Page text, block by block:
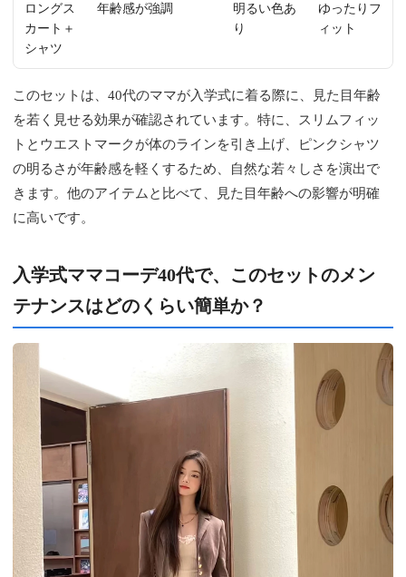
ロングス
カート＋
シャツ
年齢感が強調
明るい色あ
り
ゆったりフ
ィット
このセットは、40代のママが入学式に着る際に、見た目年齢
を若く見せる効果が確認されています。特に、スリムフィッ
トとウエストマークが体のラインを引き上げ、ピンクシャツ
の明るさが年齢感を軽くするため、自然な若々しさを演出で
きます。他のアイテムと比べて、見た目年齢への影響が明確
に高いです。
入学式ママコーデ40代で、このセットのメン
テナンスはどのくらい簡単か？